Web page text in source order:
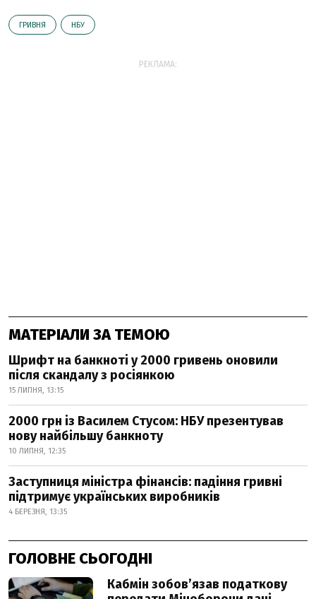
ГРИВНЯ НБУ
РЕКЛАМА:
МАТЕРІАЛИ ЗА ТЕМОЮ
Шрифт на банкноті у 2000 гривень оновили
після скандалу з росіянкою
15 ЛИПНЯ, 13:15
2000 грн із Василем Стусом: НБУ презентував
нову найбільшу банкноту
10 ЛИПНЯ, 12:35
Заступниця міністра фінансів: падіння гривні
підтримує українських виробників
4 БЕРЕЗНЯ, 13:35
ГОЛОВНЕ СЬОГОДНІ
Кабмін зобовʼязав податкову